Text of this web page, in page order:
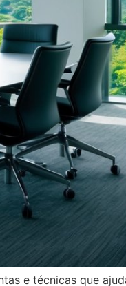
e técnicas que